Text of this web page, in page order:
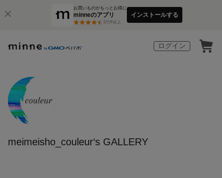
お買いものがもっとお得に
minneのアプリ
3万件以上
インストールする
ログイン
meimeisho_couleur‘s GALLERY